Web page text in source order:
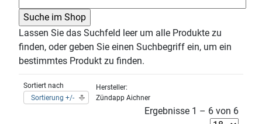
Lassen Sie das Suchfeld leer um alle Produkte zu
finden, oder geben Sie einen Suchbegriff ein, um ein
bestimmtes Produkt zu finden.
Sortiert nach
Sortierung +/-
Hersteller:
Zündapp Aichner
Ergebnisse 1 – 6 von 6